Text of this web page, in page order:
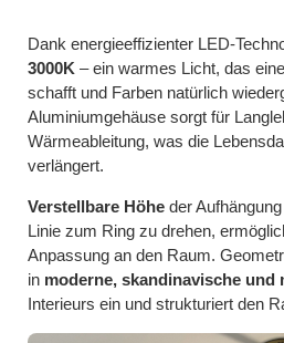
Dank energieeffizienter LED-
3000K – ein warmes Licht, das
schafft und Farben natürlich
Aluminiumgehäuse sorgt für
Wärmeableitung, was die
verlängert.
Verstellbare Höhe der
Linie zum Ring zu drehen,
Anpassung an den Raum.
in moderne, skandinavische und
Interieurs ein und strukturiert den